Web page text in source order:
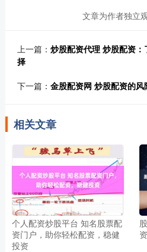
文章为作者独立
上一篇： 炒股配资代理 炒股配资
择
下一篇： 金股配资网 炒股配资的
相关文章
个人配资炒股平台 知名股票配
资门户，助你轻松配资，稳健
投资